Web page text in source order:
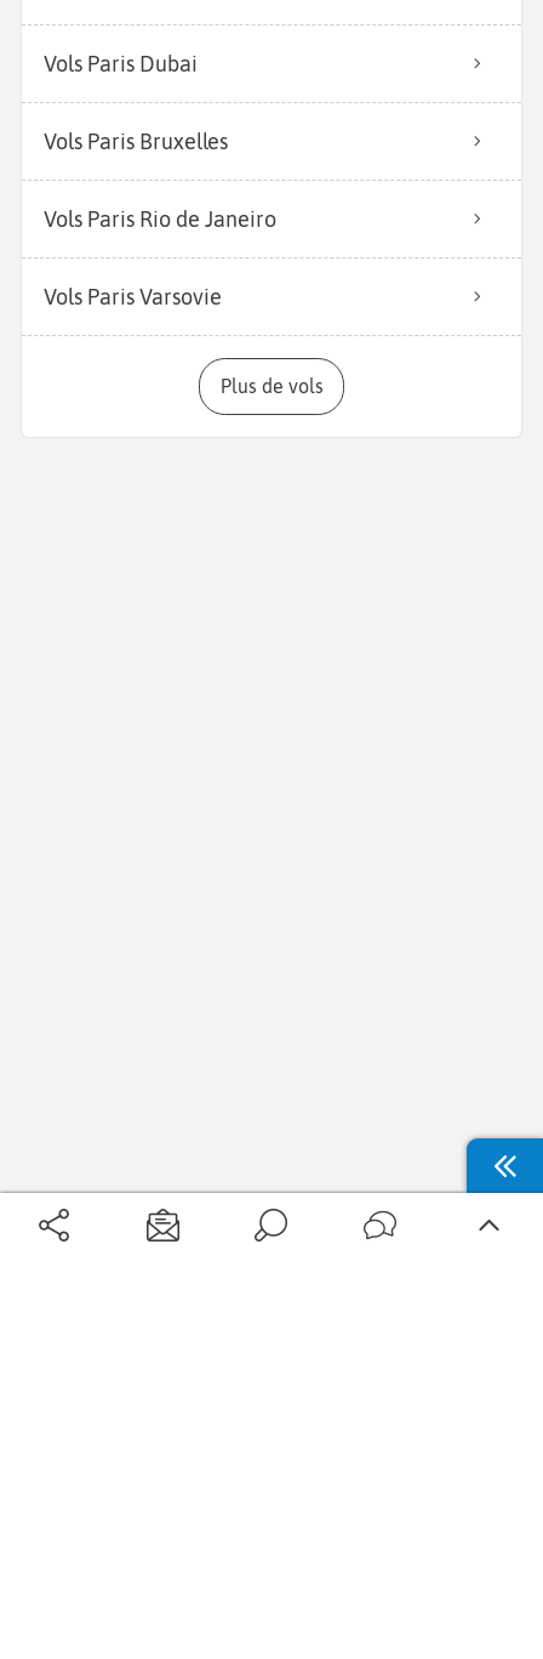
Vols Paris Dubai
Vols Paris Bruxelles
Vols Paris Rio de Janeiro
Vols Paris Varsovie
Plus de vols